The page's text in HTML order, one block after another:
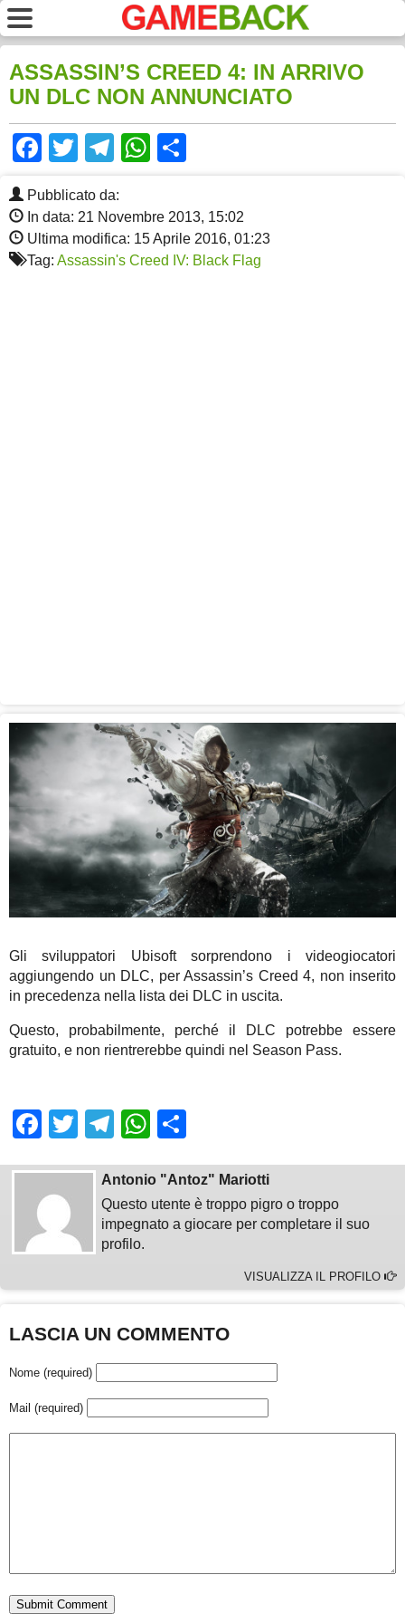
ASSASSIN’S CREED 4: IN ARRIVO
UN DLC NON ANNUNCIATO
Facebook
TwitterTelegram
WhatsApp
Pubblicato da:
In data: 21 Novembre 2013, 15:02
Ultima modifica: 15 Aprile 2016, 01:23
Tag: Assassin's Creed IV: Black Flag
Gli sviluppatori Ubisoft sorprendono i videogiocatori
aggiungendo un DLC, per Assassin’s Creed 4, non inserito
in precedenza nella lista dei DLC in uscita.
Questo, probabilmente, perché il DLC potrebbe essere
gratuito, e non rientrerebbe quindi nel Season Pass.
Facebook
TwitterTelegram
WhatsApp
Antonio "Antoz" Mariotti
Questo utente è troppo pigro o troppo
impegnato a giocare per completare il suo
profilo.
VISUALIZZA IL PROFILO
LASCIA UN COMMENTO
Nome (required)
Mail (required)